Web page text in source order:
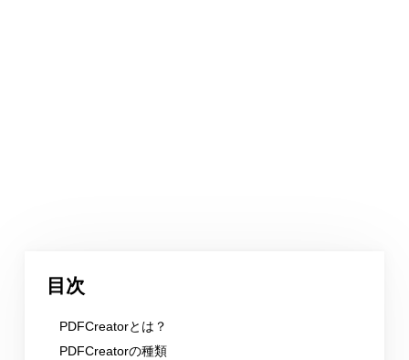
目次
PDFCreatorとは？
PDFCreatorの種類